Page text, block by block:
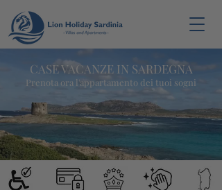
CASE VACANZE IN SARDEGNA
Prenota ora l'appart amento dei tuoi sogni